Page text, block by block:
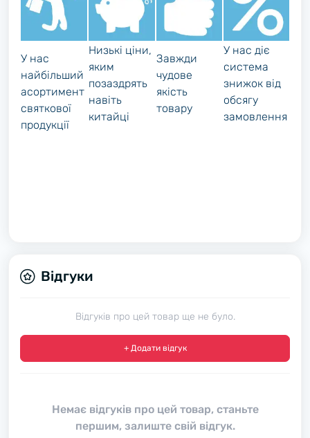
У нас
найбільший
асортимент
святкової
продукції
Низькі ціни,
яким
позаздрять
навіть
китайці
Завжди
чудове
якість
товару
У нас діє
система
знижок від
обсягу
замовлення
Відгуки
Відгуків про цей товар ще не було.
+ Додати відгук
Немає відгуків про цей товар, станьте
першим, залиште свій відгук.